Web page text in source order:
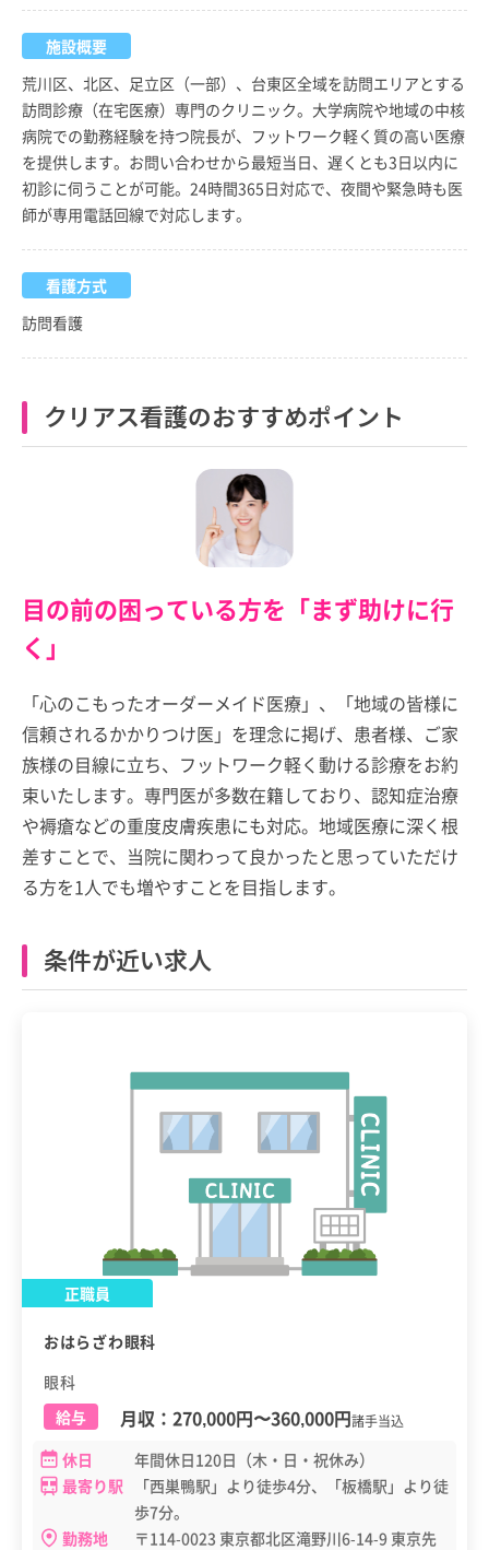
施設概要
荒川区、北区、足立区（一部）、台東区全域を訪問エリアとする
訪問診療（在宅医療）専門のクリニック。大学病院や地域の中核
病院での勤務経験を持つ院長が、フットワーク軽く質の高い医療
を提供します。お問い合わせから最短当日、遅くとも3日以内に
初診に伺うことが可能。24時間365日対応で、夜間や緊急時も医
師が専用電話回線で対応します。
看護方式
訪問看護
クリアス看護のおすすめポイント
目の前の困っている方を「まず助けに行
く」
「心のこもったオーダーメイド医療」、「地域の皆様に
信頼されるかかりつけ医」を理念に掲げ、患者様、ご家
族様の目線に立ち、フットワーク軽く動ける診療をお約
束いたします。専門医が多数在籍しており、認知症治療
や褥瘡などの重度皮膚疾患にも対応。地域医療に深く根
差すことで、当院に関わって良かったと思っていただけ
る方を1人でも増やすことを目指します。
条件が近い求人
正職員
おはらざわ眼科
眼科
給与
月収： 270,000円〜360,000円諸手当込
休日
年間休日120日（木・日・祝休み）
最寄り駅
「西巣鴨駅」より徒歩4分、「板橋駅」より徒
歩7分。
勤務地
〒114-0023 東京都北区滝野川6-14-9 東京先